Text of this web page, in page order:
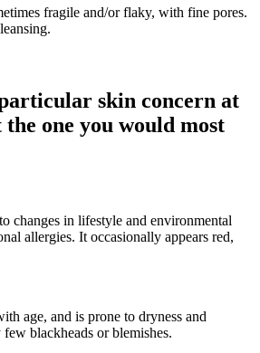
fragile and/or flaky, with fine pores.
skin concern at
the one you would most
changes in lifestyle and environmental
allergies. It occasionally appears red,
age, and is prone to dryness and
blackheads or blemishes.